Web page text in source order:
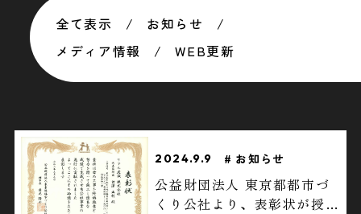
全て表示
お知らせ
メディア情報
WEB更新
2024.9.9 お知らせ
公益財団法人 東京都都市づ
くり公社より、表彰状が授与